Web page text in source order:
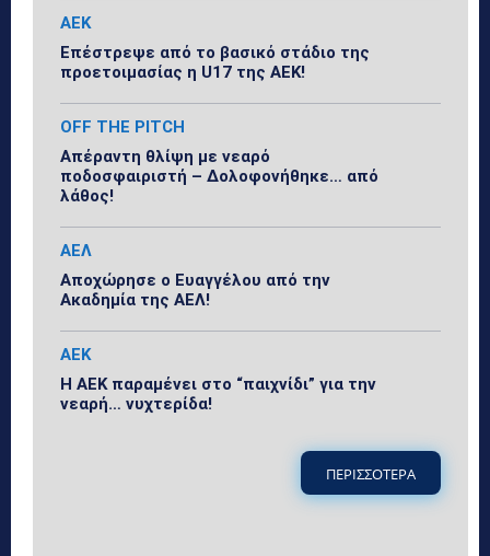
ΑΕΚ
Επέστρεψε από το βασικό στάδιο της
προετοιμασίας η U17 της ΑΕΚ!
OFF THE PITCH
Απέραντη θλίψη με νεαρό
ποδοσφαιριστή – Δολοφονήθηκε… από
λάθος!
ΑΕΛ
Αποχώρησε ο Ευαγγέλου από την
Ακαδημία της ΑΕΛ!
ΑΕΚ
Η ΑΕΚ παραμένει στο “παιχνίδι” για την
νεαρή… νυχτερίδα!
ΠΕΡΙΣΣΟΤΕΡΑ